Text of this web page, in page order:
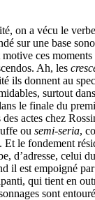
on a vécu le
sur une base
ces
Ah, les
ils donnent au
surtout
le finale du
actes chez
ou semi‑seria,
. Et le fondement
d’adresse, celui
il est empoigné
qui tient en
sont